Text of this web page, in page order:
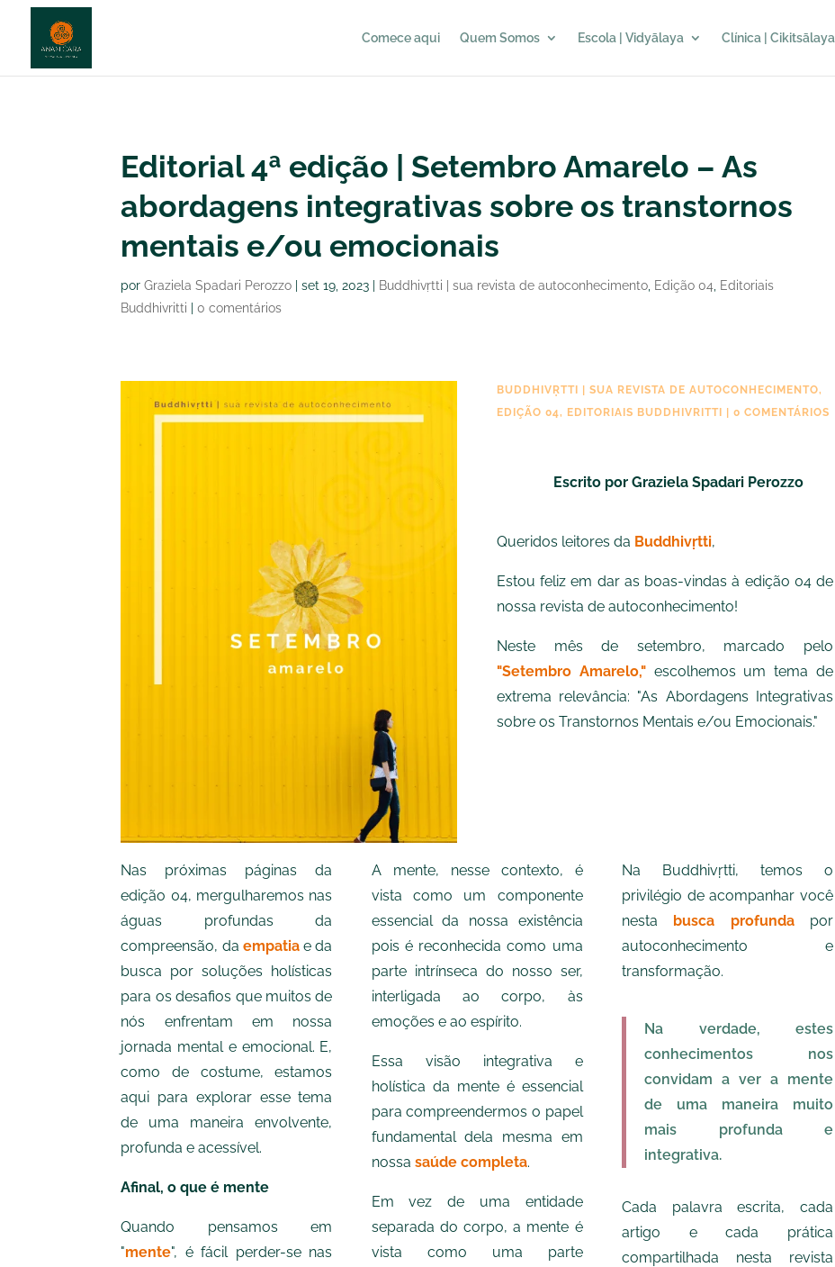
http://anamcara.com.br
Comece aqui Quem Somos Escola | Vidyālaya Clínica | Cikitsālaya
Editorial 4ª edição | Setembro Amarelo – As
abordagens integrativas sobre os transtornos
mentais e/ou emocionais
porGraziela Spadari Perozzo |set 19, 2023 Buddhivṛtti | sua revista de autoconhecimento Edição 04
Editoriais
Buddhivritti |0 comentários
BUDDHIVṚTTI | SUA REVISTA DE AUTOCONHECIMENTO,
EDIÇÃO 04, EDITORIAIS BUDDHIVRITTI 0 COMENTÁRIOS
Escrito por Graziela Spadari Perozzo
Queridos leitores da Buddhivṛtti,
Estou feliz em dar as boas-vindas à edição 04 de
nossa revista de autoconhecimento!
Neste mês de setembro, marcado pelo
"Setembro Amarelo,"escolhemos um tema de
extrema relevância: "As Abordagens Integrativas
sobre os Transtornos Mentais e/ou Emocionais."
Nas próximas páginas da
edição 04, mergulharemos nas
águas profundas da
compreensão, da empatiae da
busca por soluções holísticas
para os desafios que muitos de
nós enfrentam em nossa
jornada mental e emocional. E,
como de costume, estamos
aqui para explorar esse tema
de uma maneira envolvente,
profunda e acessível.
Afinal, o que é mente
Quando pensamos em
"mente", é fácil perder-se nas
A mente, nesse contexto, é
vista como um componente
essencial da nossa existência
pois é reconhecida como uma
parte intrínseca do nosso ser,
interligada ao corpo, às
emoções e ao espírito.
Essa visão integrativa e
holística da mente é essencial
para compreendermos o papel
fundamental dela mesma em
nossa saúde completa.
Em vez de uma entidade
separada do corpo, a mente é
vista como uma parte
Na Buddhivṛtti, temos o
privilégio de acompanhar você
nesta busca profundapor
autoconhecimento e
transformação.
Na verdade, estes
conhecimentos nos
convidam a ver a mente
de uma maneira muito
mais profunda e
integrativa.
Cada palavra escrita, cada
artigo e cada prática
compartilhada nesta revista